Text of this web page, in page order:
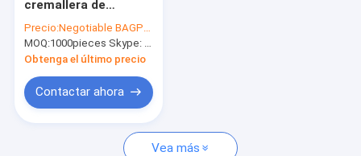
cremallera de
EVA Pouch del
sellado caliente
promocional
cosmético del OEM
Precio:Negotiable BAGPLASTICS@YAHOO.COM
MOQ:1000pieces Skype: mydearneil
Obtenga el último precio
Contactar ahora
Vea más